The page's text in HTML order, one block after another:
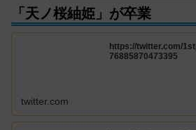
「天ノ桜紬姫」が卒業
https://twitter.com/
76885870473395
twitter.com